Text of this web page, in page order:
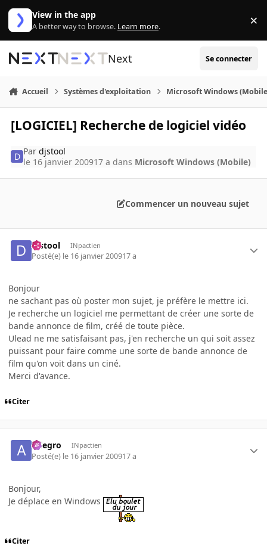
Aller au contenu
View in the app
A better way to browse. Learn more. ×
Next Se connecter
Accueil Systèmes d'exploitation Microsoft Windows
[LOGICIEL] Recherche de logiciel vidéo
Pardjstool
le 16 janvier 200917 a dans Microsoft Windows (Mobile)
Commencer un nouveau sujet
djstool INpactien
Posté(e) le 16 janvier 200917 a
Bonjour
ne sachant pas où poster mon sujet, je préfère le mettre ici.
Je recherche un logiciel me permettant de créer une sorte de
bande annonce de film, créé de toute pièce.
Ulead ne me satisfaisant pas, j'en recherche un qui soit assez
puissant pour faire comme une sorte de bande annonce de
film qu'on voit dans un ciné.
Merci d'avance.
Citer
Allegro INpactien
Posté(e) le 16 janvier 200917 a
Bonjour,
Je déplace en Windows
Citer